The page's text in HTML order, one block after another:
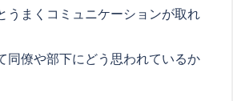
うまくコミュニケーションが取れ
同僚や部下にどう思われているか